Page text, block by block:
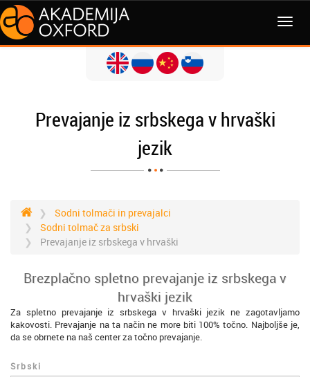
MENI
Prevajanje iz srbskega v hrvaški
jezik
Sodni tolmači in prevajalci
Sodni tolmač za srbski
Prevajanje iz srbskega v hrvaški
Brezplačno spletno prevajanje iz srbskega v
hrvaški jezik
Za spletno prevajanje iz srbskega v hrvaški jezik ne zagotavljamo
kakovosti. Prevajanje na ta način ne more biti 100% točno. Najboljše je,
da se obrnete na naš center za točno prevajanje.
Srbski